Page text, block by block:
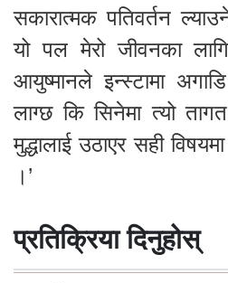
सकारात्मक पतिवर्तन
यो पल मेरो जीवनका
आयुष्मानले इन्स्टामा
लाग्छ कि सिनेमा त्यो
मुद्धालाई उठाएर सही
।’
प्रतिक्रिया दिनुहोस्